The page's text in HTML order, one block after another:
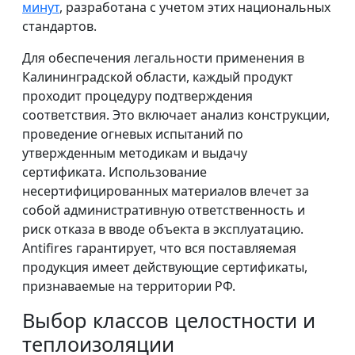
минут, разработана с учетом этих национальных
стандартов.
Для обеспечения легальности применения в
Калининградской области, каждый продукт
проходит процедуру подтверждения
соответствия. Это включает анализ конструкции,
проведение огневых испытаний по
утвержденным методикам и выдачу
сертификата. Использование
несертифицированных материалов влечет за
собой административную ответственность и
риск отказа в вводе объекта в эксплуатацию.
Antifires гарантирует, что вся поставляемая
продукция имеет действующие сертификаты,
признаваемые на территории РФ.
Выбор классов целостности и
теплоизоляции